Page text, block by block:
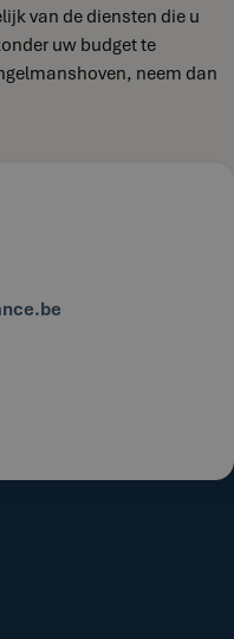
van de diensten die u
uw budget te
neem dan